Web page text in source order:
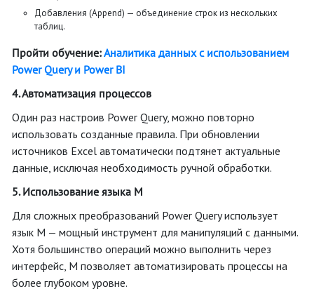
Добавления (Append) — объединение строк из нескольких
таблиц.
Пройти обучение:Аналитика данных c использованием
Power Query и Power BI
4. Автоматизация процессов
Один раз настроив Power Query, можно повторно
использовать созданные правила. При обновлении
источников Excel автоматически подтянет актуальные
данные, исключая необходимость ручной обработки.
5. Использование языка M
Для сложных преобразований Power Query использует
язык M — мощный инструмент для манипуляций с данными.
Хотя большинство операций можно выполнить через
интерфейс, M позволяет автоматизировать процессы на
более глубоком уровне.